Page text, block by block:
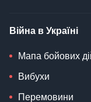
Війна в Україні
Мапа бойових
Вибухи
Перемовини